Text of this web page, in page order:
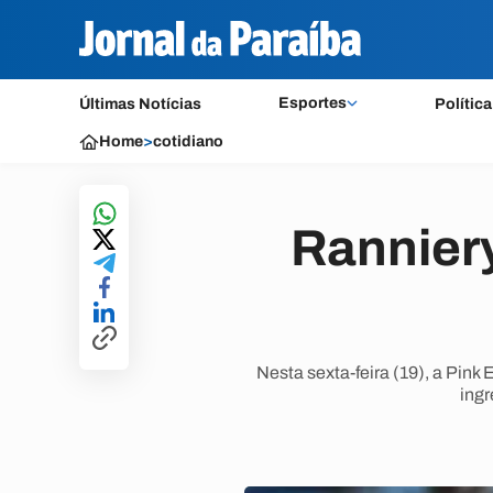
Últimas Notícias Esportes Política
Home>cotidiano
Nesta sexta-feira (19), a Pink